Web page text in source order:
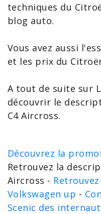
techniques du
blog auto.
Vous avez aussi l'
et les prix du
A tout de suite sur
découvrir le
C4 Aircross.
Découvrez la
Retrouvez la
Aircross -
Volkswagen up -
Scenic des